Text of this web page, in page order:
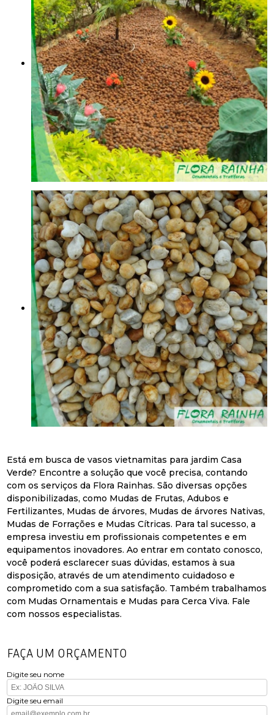
Está em busca de vasos vietnamitas para jardim Casa
Verde? Encontre a solução que você precisa, contando
com os serviços da Flora Rainhas. São diversas opções
disponibilizadas, como Mudas de Frutas, Adubos e
Fertilizantes, Mudas de árvores, Mudas de árvores Nativas,
Mudas de Forrações e Mudas Cítricas. Para tal sucesso, a
empresa investiu em profissionais competentes e em
equipamentos inovadores. Ao entrar em contato conosco,
você poderá esclarecer suas dúvidas, estamos à sua
disposição, através de um atendimento cuidadoso e
comprometido com a sua satisfação. Também trabalhamos
com Mudas Ornamentais e Mudas para Cerca Viva. Fale
com nossos especialistas.
FAÇA UM ORÇAMENTO
Digite seu nome
Digite seu email